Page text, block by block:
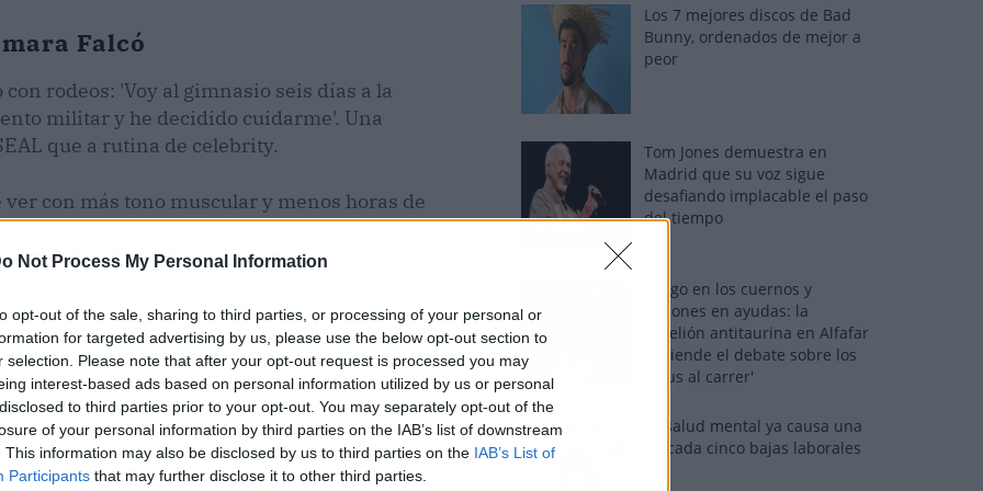
Not Process My Personal Information
opt-out of the sale, sharing to third parties, or processing of your personal or
for targeted advertising by us, please use the below opt-out section to
selection. Please note that after your opt-out request is processed you may
interest-based ads based on personal information utilized by us or personal
to third parties prior to your opt-out. You may separately opt-out of the
of your personal information by third parties on the IAB’s list of downstream
This information may also be disclosed by us to third parties on the IAB’s List of
Participants that may further disclose it to other third parties.
Falcó
rodeos: 'Voy al gimnasio seis días a la
militar y he decidido cuidarme'. Una
que a rutina de celebrity.
con más tono muscular y menos horas de
otro. La disciplina que destila es total, hasta el
canal de YouTube de fitness.
Los 7 mejores discos de Bad
Bunny, ordenados de mejor a
peor
Tom Jones demuestra en
Madrid que su voz sigue
desafiando implacable el paso
del tiempo
Fuego en los cuernos y
millones en ayudas: la
rebelión antitaurina en Alfafar
enciende el debate sobre los
'bous al carrer'
La salud mental ya causa una
de cada cinco bajas laborales